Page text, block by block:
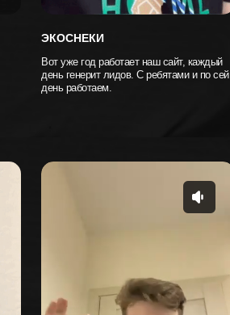
ЭКОСНЕКИ
Вот уже год работает наш сайт, каждый
день генерит лидов. С ребятами и по сей
день работаем.